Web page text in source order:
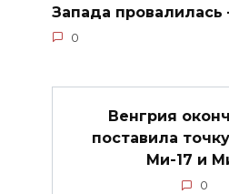
Запада
0
Венгрия
поставила
Ми-17 и
0